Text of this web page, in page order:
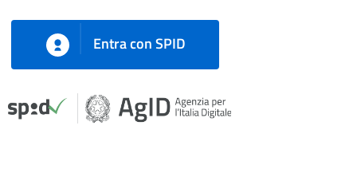
Entra con SPID